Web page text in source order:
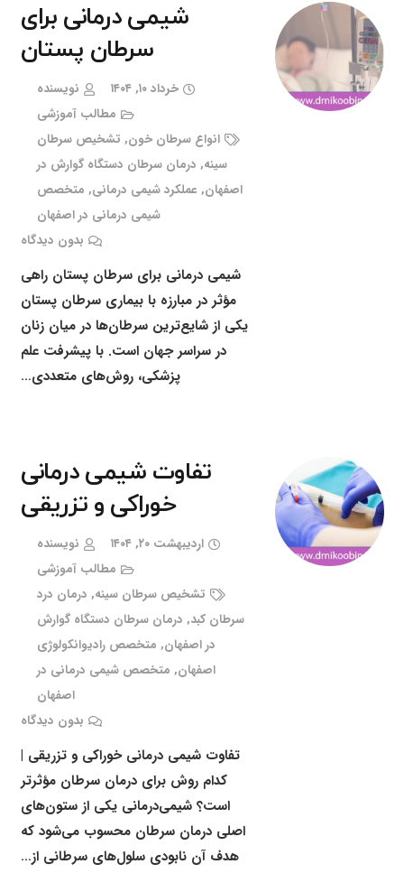
شیمی درمانی برای
سرطان پستان
خرداد ۱۰, ۱۴۰۴
نویسنده
مطالب آموزشی
انواع سرطان خون, تشخیص سرطان
سینه, درمان سرطان دستگاه گوارش در
اصفهان, عملکرد شیمی درمانی, متخصص
شیمی درمانی در اصفهان
بدون دیدگاه
شیمی درمانی برای سرطان پستان راهی
مؤثر در مبارزه با بیماری سرطان پستان
یکی از شایع‌ترین سرطان‌ها در میان زنان
در سراسر جهان است. با پیشرفت علم
پزشکی، روش‌های متعددی…
تفاوت شیمی درمانی
خوراکی و تزریقی
اردیبهشت ۲۰, ۱۴۰۴
نویسنده
مطالب آموزشی
تشخیص سرطان سینه, درمان درد
سرطان کبد, درمان سرطان دستگاه گوارش
در اصفهان, متخصص رادیوانکولوژی
اصفهان, متخصص شیمی درمانی در
اصفهان
بدون دیدگاه
تفاوت شیمی درمانی خوراکی و تزریقی |
کدام روش برای درمان سرطان مؤثرتر
است؟ شیمی‌درمانی یکی از ستون‌های
اصلی درمان سرطان محسوب می‌شود که
هدف آن نابودی سلول‌های سرطانی از…